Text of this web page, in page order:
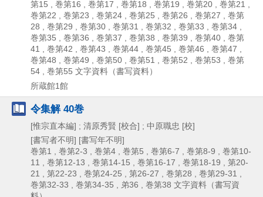
第15 , 巻第16 , 巻第17 , 巻第18 , 巻第19 , 巻第20 , 巻第21 ,
巻第22 , 巻第23 , 巻第24 , 巻第25 , 巻第26 , 巻第27 , 巻第
28 , 巻第29 , 巻第30 , 巻第31 , 巻第32 , 巻第33 , 巻第34 ,
巻第35 , 巻第36 , 巻第37 , 巻第38 , 巻第39 , 巻第40 , 巻第
41 , 巻第42 , 巻第43 , 巻第44 , 巻第45 , 巻第46 , 巻第47 ,
巻第48 , 巻第49 , 巻第50 , 巻第51 , 巻第52 , 巻第53 , 巻第
54 , 巻第55 文字資料（書写資料）
所蔵館1館
令集解 40巻
[惟宗直本編] ; 清原秀賢 [校合] ; 中原職忠 [校]
[書写者不明] [書写年不明]
巻第1 , 巻第2-3 , 巻第4 , 巻第5 , 巻第6-7 , 巻第8-9 , 巻第10-
11 , 巻第12-13 , 巻第14-15 , 巻第16-17 , 巻第18-19 , 第20-
21 , 第22-23 , 巻第24-25 , 第26-27 , 巻第28 , 巻第29-31 ,
巻第32-33 , 巻第34-35 , 弟36 , 巻第38 文字資料（書写資